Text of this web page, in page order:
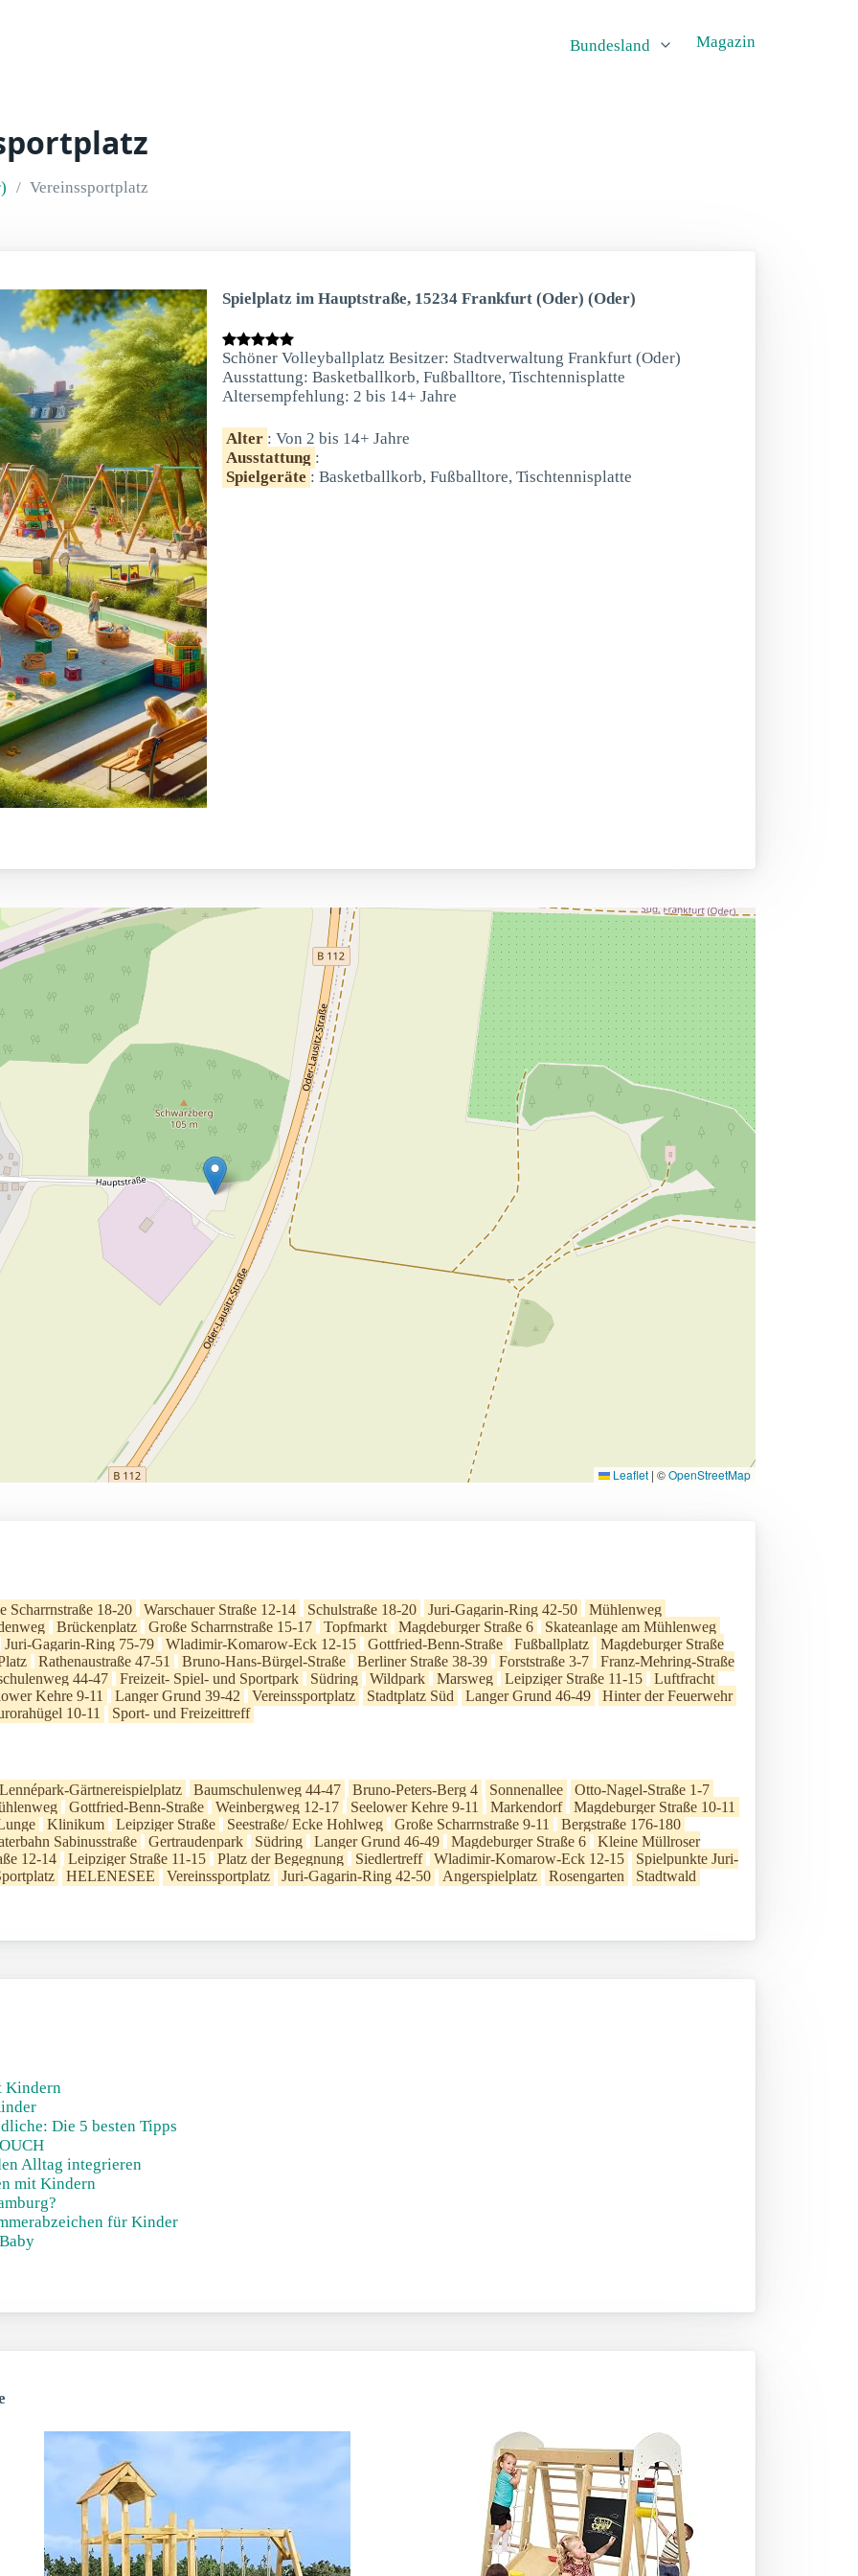
Bundesland Magazin
Vereinssportplatz
Spielplatz im Hauptstraße, 15234 Frankfurt (Oder) (Oder)
Schöner Volleyballplatz Besitzer: Stadtverwaltung Frankfurt (Oder)
Ausstattung: Basketballkorb, Fußballtore, Tischtennisplatte
Altersempfehlung: 2 bis 14+ Jahre
Alter : Von 2 bis 14+ Jahre
Ausstattung :
Spielgeräte : Basketballkorb, Fußballtore, Tischtennisplatte
Leaflet | ©OpenStreetMap
Scharrnstraße 18-20 Warschauer Straße 12-14 Schulstraße 18-20 Juri-Gagarin-Ring 42-50
Mühlenweg
Brückenplatz Große Scharrnstraße 15-17 Topfmarkt Magdeburger Straße 6
Skateanlage am Mühlenweg
Juri-Gagarin-Ring 75-79
Wladimir-Komarow-Eck 12-15 Gottfried-Benn-Straße Fußballplatz
Magdeburger Straße
Rathenaustraße 47-51 Bruno-Hans-Bürgel-Straße Berliner Straße 38-39 Forststraße 3-7
Franz-Mehring-Straße
44-47
Freizeit- Spiel- und Sportpark Südring Wildpark Marsweg Leipziger Straße 11-15
Luftfracht
Kehre 9-11
Langer Grund 39-42 Vereinssportplatz Stadtplatz Süd Langer Grund 46-49
Hinter der Feuerwehr
10-11
Sport- und Freizeittreff
Lennépark-Gärtnereispielplatz Baumschulenweg 44-47 Bruno-Peters-Berg 4 Sonnenallee
Otto-Nagel-Straße 1-7
Gottfried-Benn-Straße Weinbergweg 12-17 Seelower Kehre 9-11 Markendorf
Magdeburger Straße 10-11
Klinikum Leipziger Straße Seestraße/ Ecke Hohlweg Große Scharrnstraße 9-11
Bergstraße 176-180
Sabinusstraße
Gertraudenpark Südring Langer Grund 46-49 Magdeburger Straße 6
Kleine Müllroser
12-14
Leipziger Straße 11-15 Platz der Begegnung Siedlertreff Wladimir-Komarow-Eck 12-15
Spielpunkte Juri-
HELENESEE Vereinssportplatz Juri-Gagarin-Ring 42-50 Angerspielplatz Rosengarten Stadtwald
Kindern
Die 5 besten Tipps
Alltag integrieren
mit Kindern
für Kinder